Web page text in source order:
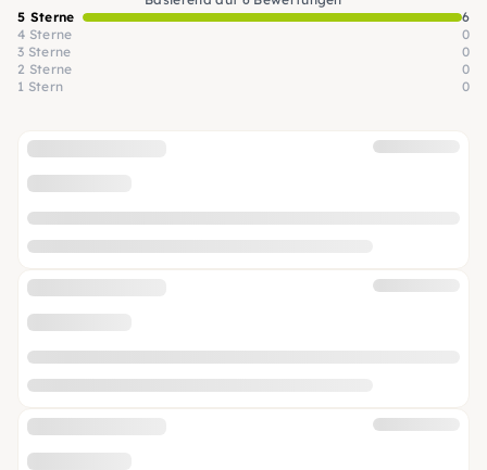
5 Sterne
6
4 Sterne
0
3 Sterne
0
2 Sterne
0
1 Stern
0